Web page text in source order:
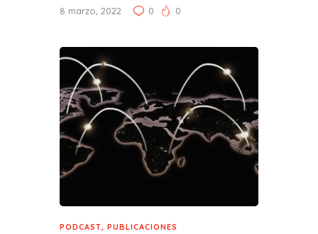
8 marzo, 2022 0 0
PODCAST PUBLICACIONES